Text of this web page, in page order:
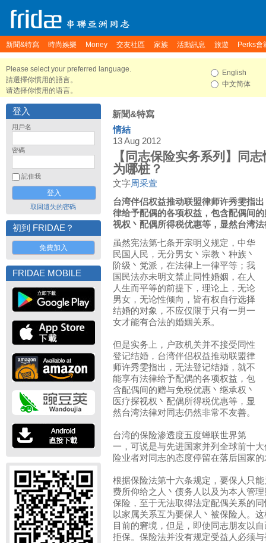
新聞&特寫 時尚娛樂 Money 交友社區 家族 活動訊息 旅遊 Perks會
Please select your preferred language.
請選擇你慣用的語言。
请选择你惯用的语言。
English
中文简体
登入
用戶名
密碼
記住我
取回遺失的密碼
初到 FRIDAE？
免費加入
FRIDAE MOBILE
新聞&特寫
情結
13 Aug 2012
【同志保险实务系列】同
为哪桩？
文字周采萱
台湾伴侣权益推动联盟律师许秀雯指
律给予配偶的各项权益，包含配偶间
视权丶配偶所得税优惠等，显然台湾
虽然宪法第七条开宗明义规定，中华
民国人民，无分男女丶宗教丶种族丶
阶级丶党派，在法律上一律平等；我
国民法亦未明文禁止同性婚姻，在人
人生而平等的前提下，理论上，无论
男女，无论性倾向，皆有权自行选择
结婚的对象，不应仅限于只有一男一
女才能有合法的婚姻关系。
但是实务上，户政机关并不接受同性
登记结婚，台湾伴侣权益推动联盟律
师许秀雯指出，无法登记结婚，就不
能享有法律给予配偶的各项权益，包
含配偶间的赠与免税优惠丶继承权丶
医疗探视权丶配偶所得税优惠等，显
然台湾法律对同志仍然非常不友善。
台湾的保险渗透度五度蝉联世界第
一，可说是与先进国家并列全球前十
险业者对同志的态度停留在落后国家
根据保险法第十六条规定，要保人只
费所仰给之人丶债务人以及为本人管
保险，至于无法取得法定配偶关系的
以家属关系互为要保人丶被保险人。
目前的窘境，但是，即使同志朋友以
拒保。保险法并没有规定受益人必须